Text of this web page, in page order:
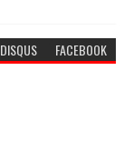
DISQUS FACEBOOK